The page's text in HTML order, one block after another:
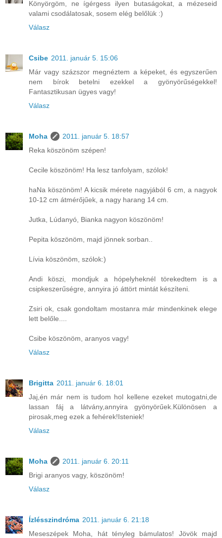
Könyörgöm, ne ígérgess ilyen butaságokat, a mézeseid
valami csodálatosak, sosem elég belőlük :)
Válasz
Csibe 2011. január 5. 15:06
Már vagy százszor megnéztem a képeket, és egyszerűen
nem bírok betelni ezekkel a gyönyörűségekkel!
Fantasztikusan ügyes vagy!
Válasz
Moha
2011. január 5. 18:57
Reka köszönöm szépen!
Cecile köszönöm! Ha lesz tanfolyam, szólok!
haNa köszönöm! A kicsik mérete nagyjából 6 cm, a nagyok
10-12 cm átmérőjűek, a nagy harang 14 cm.
Jutka, Lúdanyó, Bianka nagyon köszönöm!
Pepita köszönöm, majd jönnek sorban..
Lívia köszönöm, szólok:)
Andi köszi, mondjuk a hópelyheknél törekedtem is a
csipkeszerűségre, annyira jó áttört mintát készíteni.
Zsiri ok, csak gondoltam mostanra már mindenkinek elege
lett belőle....
Csibe köszönöm, aranyos vagy!
Válasz
Brigitta 2011. január 6. 18:01
Jaj,én már nem is tudom hol kellene ezeket mutogatni,de
lassan fáj a látvány,annyira gyönyörűek.Különösen a
pirosak,meg ezek a fehérek!Isteniek!
Válasz
Moha
2011. január 6. 20:11
Brigi aranyos vagy, köszönöm!
Válasz
Ízlésszindróma 2011. január 6. 21:18
Meseszépek Moha, hát tényleg bámulatos! Jövök majd